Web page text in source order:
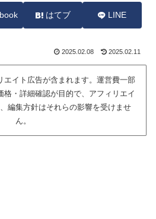
はてブ LINE
2025.02.08 2025.02.11
エイト広告が含まれます。運営費一部
格・詳細確認が目的で、アフィリエイ
編集方針はそれらの影響を受けませ
ん。